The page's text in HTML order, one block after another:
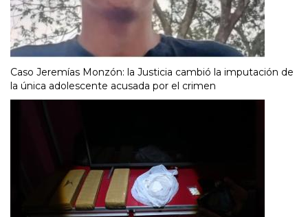
Caso Jeremías Monzón: la Justicia cambió la imputación de
la única adolescente acusada por el crimen